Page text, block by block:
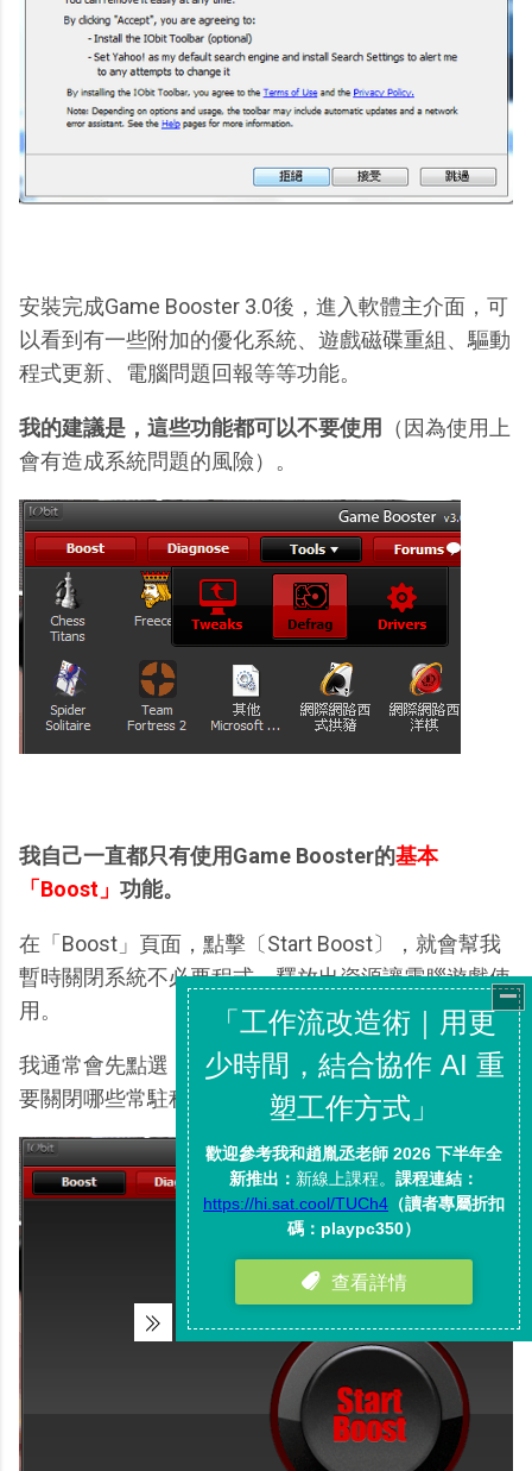
安裝完成Game Booster 3.0後，進入軟體主介面，可
以看到有一些附加的優化系統、遊戲磁碟重組、驅動
程式更新、電腦問題回報等等功能。
我的建議是，這些功能都可以不要使用
（因為使用上
會有造成系統問題的風險）。
我自己一直都只有使用Game Booster的基本
「Boost」 功能。
在「Boost」頁面，點擊〔Start Boost〕，就會幫我
暫時關閉系統不必要程式，釋放出資源讓電腦遊戲使
用。
我通常會先點選「configure」，嘗試自己手動決定
要關閉哪些常駐程式。